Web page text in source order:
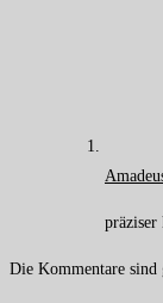
Die Kommentare sind